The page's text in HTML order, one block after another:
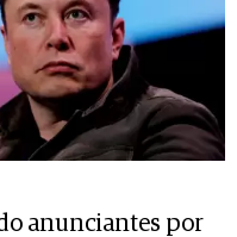
anunciantes por